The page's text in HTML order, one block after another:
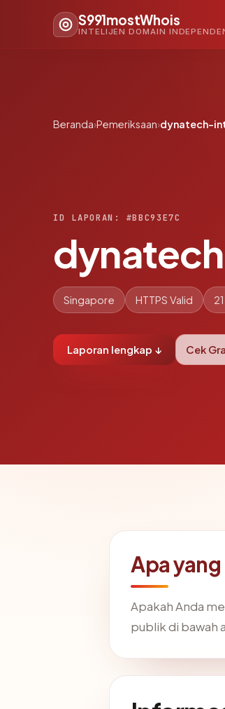
S991mostWhois
INTELIJEN DOMAIN
Beranda›Pemeriksaan›dynatech-
ID LAPORAN: #BBC93E7C
Singapore HTTPS Valid
Laporan lengkap ↓ Cek
Apa
Apakah Anda
publik di bawah